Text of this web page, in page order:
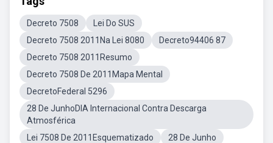
Decreto 7508
Lei Do SUS
Decreto 7508 2011Na Lei 8080
Decreto94406 87
Decreto 7508 2011Resumo
Decreto 7508 De 2011Mapa Mental
DecretoFederal 5296
28 De JunhoDIA Internacional Contra Descarga
Atmosférica
Lei 7508 De 2011Esquematizado
28 De Junho